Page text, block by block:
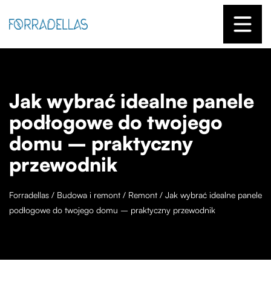
Jak wybrać idealne panele
podłogowe do twojego
domu – praktyczny
przewodnik
Forradellas / Budowa i remont / Remont / Jak wybrać idealne panele
podłogowe do twojego domu – praktyczny przewodnik